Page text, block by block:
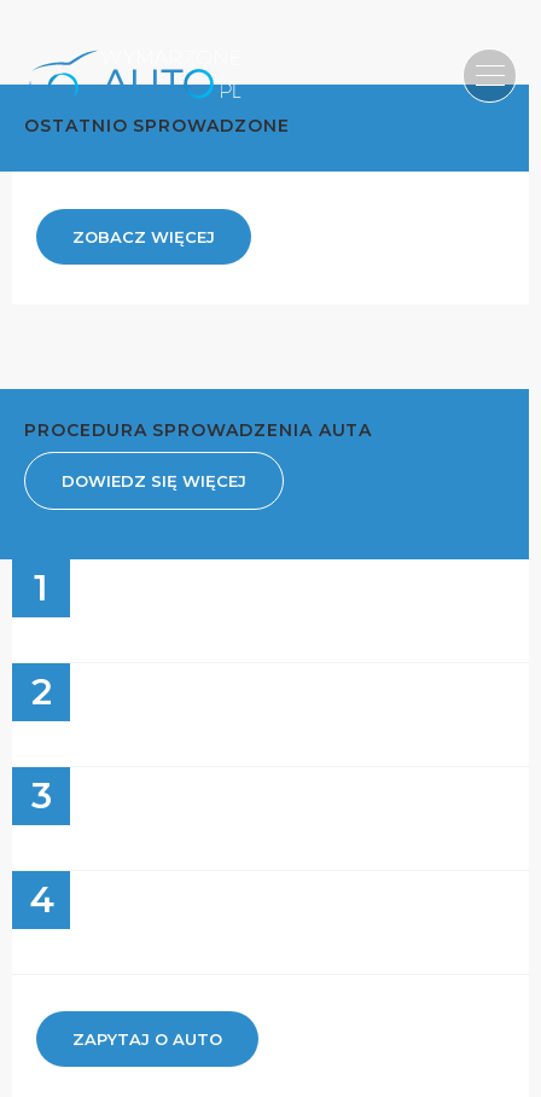
OSTATNIO SPROWADZONE
ZOBACZ WIĘCEJ
PROCEDURA SPROWADZENIA AUTA
DOWIEDZ SIĘ WIĘCEJ
1
2
3
4
ZAPYTAJ O AUTO